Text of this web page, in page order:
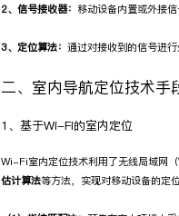
2、信号接收器： 移动设备内置或外接
3、定位算法： 通过对接收到的信号进
二、室内导航定位技术手
1、基于Wi-Fi的室内定位
Wi-Fi室内定位技术利用了无线局域网（
估计算法等方法，实现对移动设备的定位